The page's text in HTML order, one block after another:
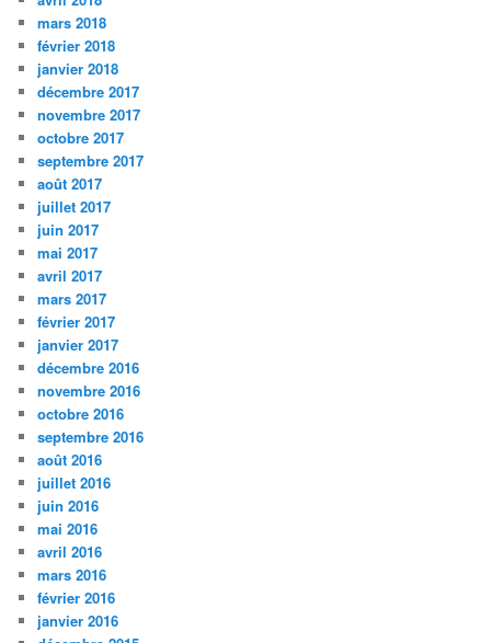
mars 2018
février 2018
janvier 2018
décembre 2017
novembre 2017
octobre 2017
septembre 2017
août 2017
juillet 2017
juin 2017
mai 2017
avril 2017
mars 2017
février 2017
janvier 2017
décembre 2016
novembre 2016
octobre 2016
septembre 2016
août 2016
juillet 2016
juin 2016
mai 2016
avril 2016
mars 2016
février 2016
janvier 2016